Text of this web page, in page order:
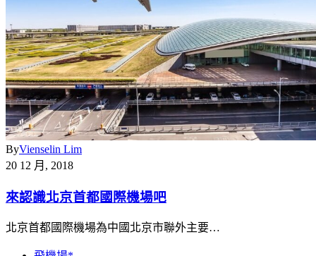
ByVienselin Lim
20 12 月, 2018
來認識北京首都國際機場吧
北京首都國際機場為中國北京市聯外主要…